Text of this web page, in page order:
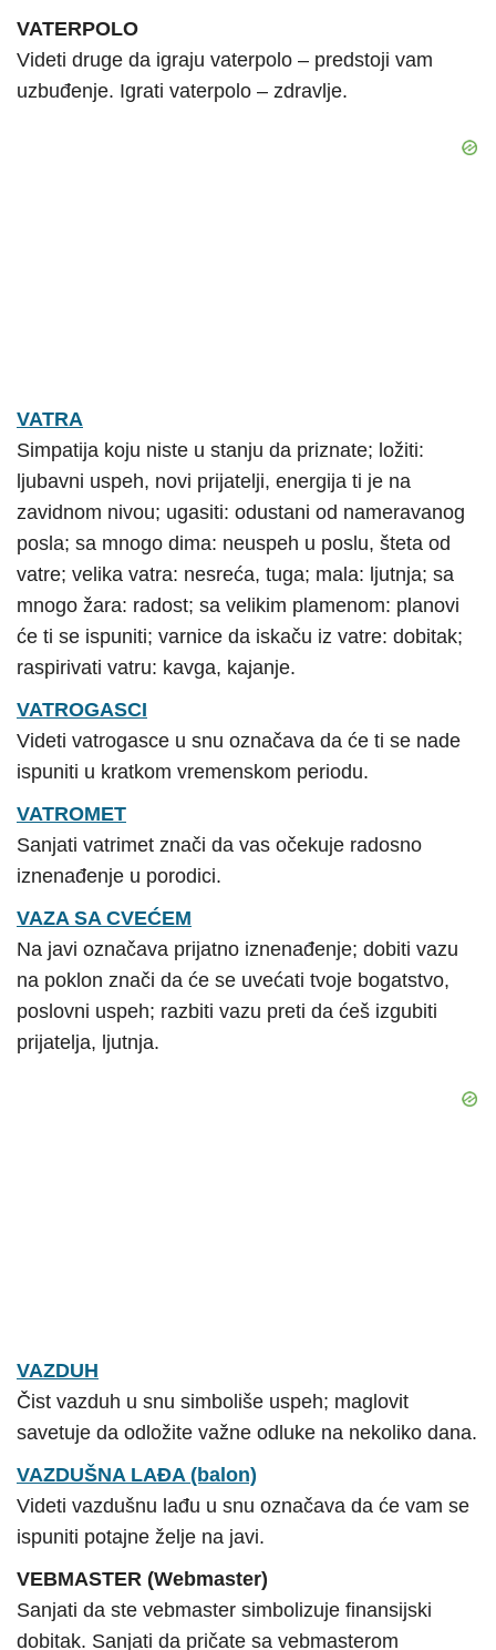
VATERPOLO
Videti druge da igraju vaterpolo – predstoji vam
uzbuđenje. Igrati vaterpolo – zdravlje.
VATRA
Simpatija koju niste u stanju da priznate; ložiti:
ljubavni uspeh, novi prijatelji, energija ti je na
zavidnom nivou; ugasiti: odustani od nameravanog
posla; sa mnogo dima: neuspeh u poslu, šteta od
vatre; velika vatra: nesreća, tuga; mala: ljutnja; sa
mnogo žara: radost; sa velikim plamenom: planovi
će ti se ispuniti; varnice da iskaču iz vatre: dobitak;
raspirivati vatru: kavga, kajanje.
VATROGASCI
Videti vatrogasce u snu označava da će ti se nade
ispuniti u kratkom vremenskom periodu.
VATROMET
Sanjati vatrimet znači da vas očekuje radosno
iznenađenje u porodici.
VAZA SA CVEĆEM
Na javi označava prijatno iznenađenje; dobiti vazu
na poklon znači da će se uvećati tvoje bogatstvo,
poslovni uspeh; razbiti vazu preti da ćeš izgubiti
prijatelja, ljutnja.
VAZDUH
Čist vazduh u snu simboliše uspeh; maglovit
savetuje da odložite važne odluke na nekoliko dana.
VAZDUŠNA LAĐA (balon)
Videti vazdušnu lađu u snu označava da će vam se
ispuniti potajne želje na javi.
VEBMASTER (Webmaster)
Sanjati da ste vebmaster simbolizuje finansijski
dobitak. Sanjati da pričate sa vebmasterom